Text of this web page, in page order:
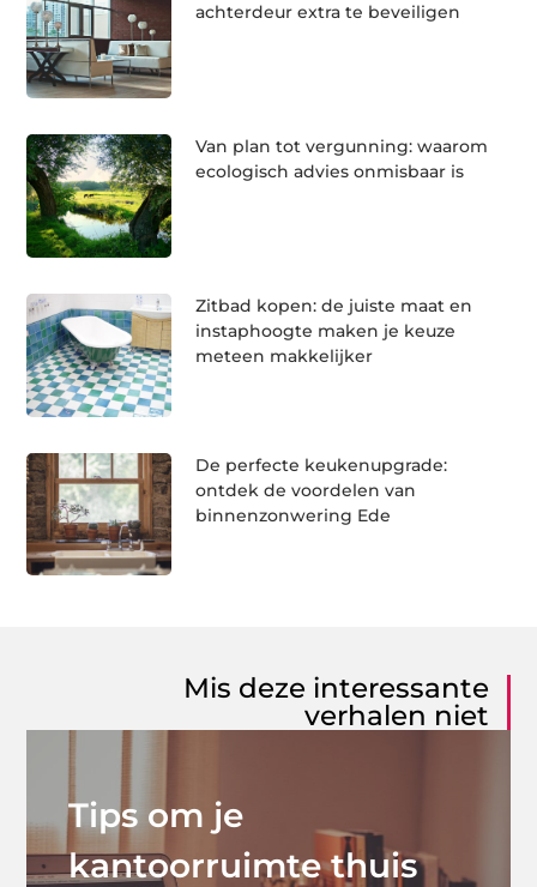
achterdeur extra te beveiligen
Van plan tot vergunning: waarom
ecologisch advies onmisbaar is
Zitbad kopen: de juiste maat en
instaphoogte maken je keuze
meteen makkelijker
De perfecte keukenupgrade:
ontdek de voordelen van
binnenzonwering Ede
Mis deze interessante
verhalen niet
Tips om je
kantoorruimte thuis